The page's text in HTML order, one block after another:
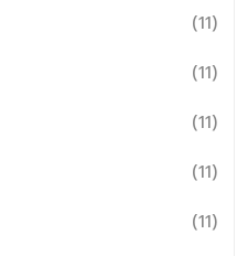
(11)
(11)
(11)
(11)
(11)